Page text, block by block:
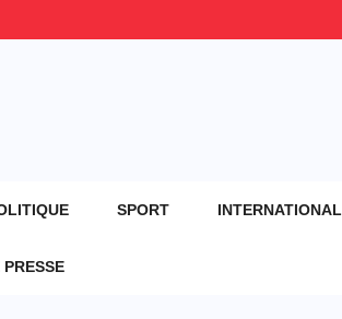
SPORT INTERNATIONAL
PRESSE